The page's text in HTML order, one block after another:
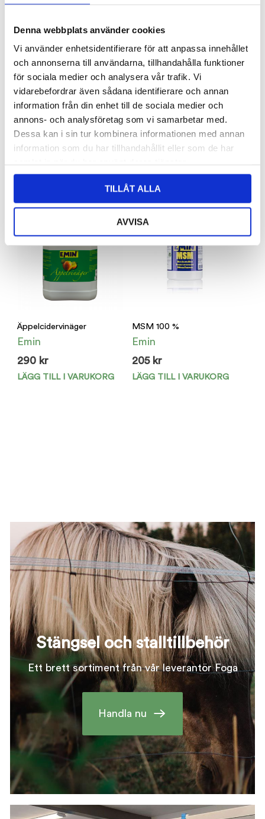
Denna webbplats använder cookies
Vi använder enhetsidentifierare för att anpassa innehållet
och annonserna till användarna, tillhandahålla funktioner
för sociala medier och analysera vår trafik. Vi
vidarebefordrar även sådana identifierare och annan
information från din enhet till de sociala medier och
annons- och analysföretag som vi samarbetar med.
Dessa kan i sin tur kombinera informationen med annan
information som du har tillhandahållit eller som de har
TILLÅT ALLA
AVVISA
Biotin 0,2%
Emin
135kr
LÄGG TILL I VARUKORG
TRIKEM Biotin
Trikem
216kr
LÄGG TILL I VARUKORG
Äppelcidervinäger
Emin
290 kr
LÄGG TILL I VARUKORG
MSM 100 %
Emin
205 kr
LÄGG TILL I VARUKORG
kan
väljas
på
Stängsel och stalltillbehör
Ett brett sortiment från vår leverantör Foga
Handla nu